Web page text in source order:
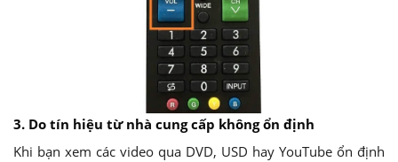
3. Do tín hiệu từ nhà cung cấp không ổn định
Khi bạn xem các video qua DVD, USD hay YouTube ổn định